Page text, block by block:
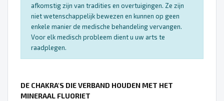
afkomstig zijn van tradities en overtuigingen. Ze zijn
niet wetenschappelijk bewezen en kunnen op geen
enkele manier de medische behandeling vervangen.
Voor elk medisch probleem dient u uw arts te
raadplegen.
DE CHAKRA'S DIE VERBAND HOUDEN MET HET
MINERAAL FLUORIET